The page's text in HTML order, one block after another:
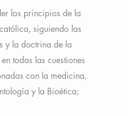
los principios de la
siguiendo las
y la doctrina de la
todas las cuestiones
con la medicina,
y la Bioética;